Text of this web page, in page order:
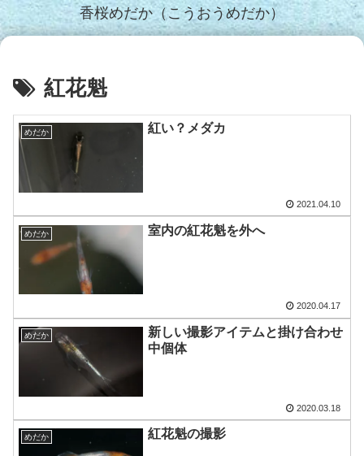
香桜めだか（こうおうめだか）
紅花魁
めだか 紅い？メダカ
2021.04.10
めだか 室内の紅花魁を外へ
2020.04.17
めだか
新しい撮影アイテムと掛け合わせ
中個体
2020.03.18
めだか 紅花魁の撮影